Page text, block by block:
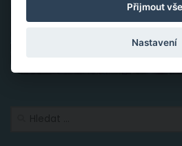
Přijmout vše
Nastavení